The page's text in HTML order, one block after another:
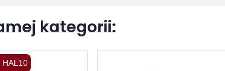
kategorii:
HAL10